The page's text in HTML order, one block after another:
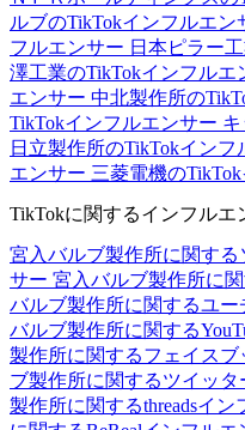
ルブのTikTokインフルエン
フルエンサー 日本ピラー
澤工業のTikTokインフルエ
エンサー 中北製作所の
TikTokインフルエンサー
日立製作所のTikTokインフ
エンサー 三菱電機の
TikTokに関するインフルエ
宮入バルブ製作所に関す
サー 宮入バルブ製作所に
バルブ製作所に関するユ
バルブ製作所に関する
製作所に関するフェイス
ブ製作所に関するツイッ
製作所に関するthreadsイン